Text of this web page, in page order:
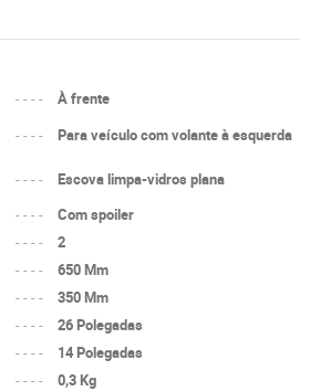
----
À frente
----
Para veículo com volante à esquerda
----
Escova limpa-vidros plana
----
Com spoiler
----
2
----
650 Mm
----
350 Mm
----
26 Polegadas
----
14 Polegadas
---- 0,3 Kg